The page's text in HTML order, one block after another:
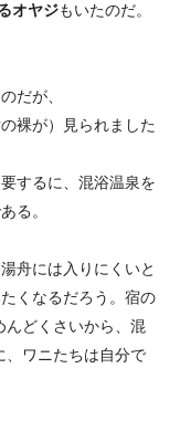
オヤジもいたのだ。
だが、
裸が）見られました
するに、混浴温泉を
る。
舟には入りにくいと
くなるだろう。宿の
んどくさいから、混
、ワニたちは自分で